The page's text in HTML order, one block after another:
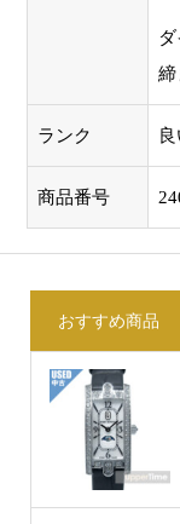
締
ランク
商品番号
おすすめ商品